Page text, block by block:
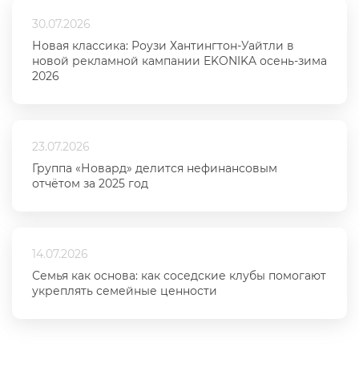
30.07.2026
Новая классика: Роузи Хантингтон-Уайтли в
новой рекламной кампании EKONIKA осень-зима
2026
23.07.2026
Группа «Новард» делится нефинансовым
отчётом за 2025 год
14.07.2026
Семья как основа: как соседские клубы помогают
укреплять семейные ценности